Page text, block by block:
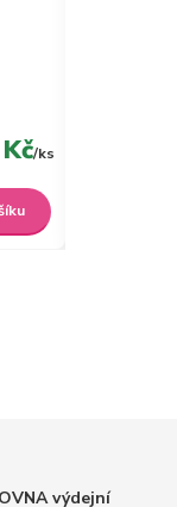
/ks
výdejní